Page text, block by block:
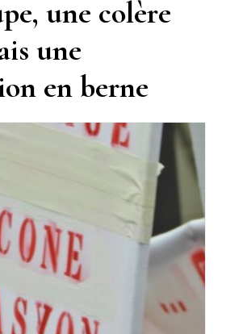
une colère
une
en berne